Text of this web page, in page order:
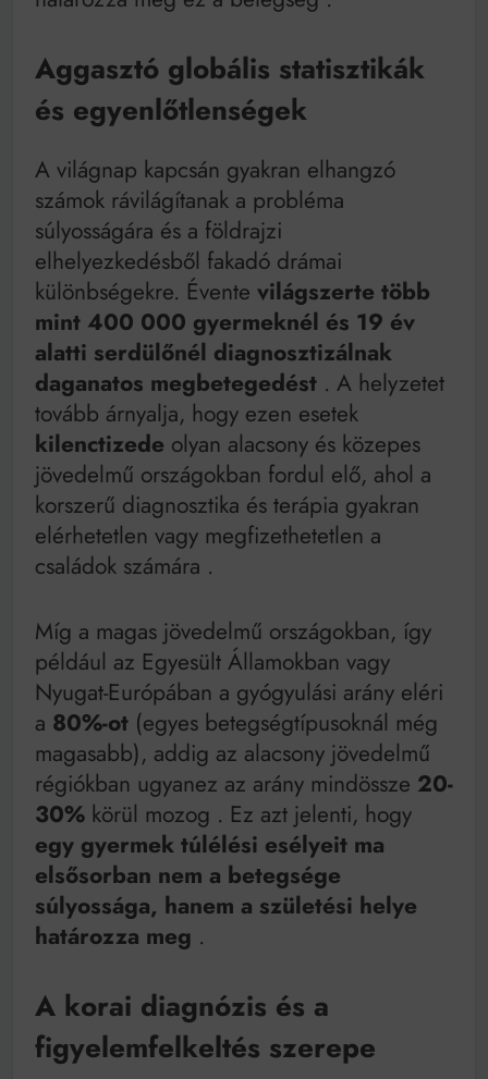
Aggasztó globális statisztikák
és egyenlőtlenségek
A világnap kapcsán gyakran elhangzó
számok rávilágítanak a probléma
súlyosságára és a földrajzi
elhelyezkedésből fakadó drámai
különbségekre. Évente világszerte több
mint 400 000 gyermeknél és 19 év
alatti serdülőnél diagnosztizálnak
daganatos megbetegedést . A helyzetet
tovább árnyalja, hogy ezen esetek
kilenctizede olyan alacsony és közepes
jövedelmű országokban fordul elő, ahol a
korszerű diagnosztika és terápia gyakran
elérhetetlen vagy megfizethetetlen a
családok számára .
Míg a magas jövedelmű országokban, így
például az Egyesült Államokban vagy
Nyugat-Európában a gyógyulási arány eléri
a 80%-ot (egyes betegségtípusoknál még
magasabb), addig az alacsony jövedelmű
régiókban ugyanez az arány mindössze 20-
30% körül mozog . Ez azt jelenti, hogy
egy gyermek túlélési esélyeit ma
elsősorban nem a betegsége
súlyossága, hanem a születési helye
határozza meg .
A korai diagnózis és a
figyelemfelkeltés szerepe